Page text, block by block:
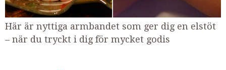
Här är nyttiga armbandet som ger dig en elstöt
– när du tryckt i dig för mycket godis